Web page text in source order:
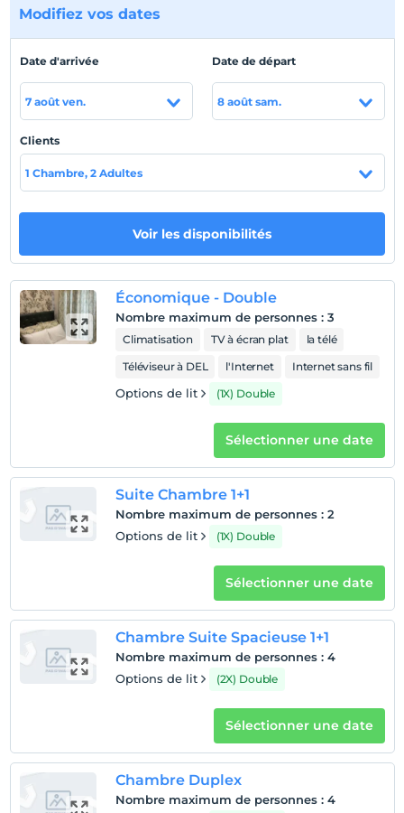
Afficher sur la
carte
Politiques de l'hôtel
enregistrement
Après 14:00
animaux
fumeur
chambres non fumeur
Les bébés de moins de 2 ne sont pas facturés
1 enfant(s) jusqu'à l'âge de 9 ans par chambre n'est/ne
Modifiez vos dates
Date d'arrivée
7 août ven.
Date de départ
8 août sam.
Clients
1 Chambre, 2 Adultes
Voir les disponibilités
Économique - Double
Nombre maximum de personnes : 3
Climatisation TV à écran plat
la télé
Téléviseur à DEL
l'Internet Internet sans fil
Options de lit (1X) Double
Sélectionner une date
Suite Chambre 1+1
Nombre maximum de personnes : 2
Options de lit
(1X) Double
Sélectionner une date
Chambre Suite Spacieuse 1+1
Nombre maximum de personnes : 4
Options de lit
(2X) Double
Sélectionner une date
Chambre Duplex
Nombre maximum de personnes : 4